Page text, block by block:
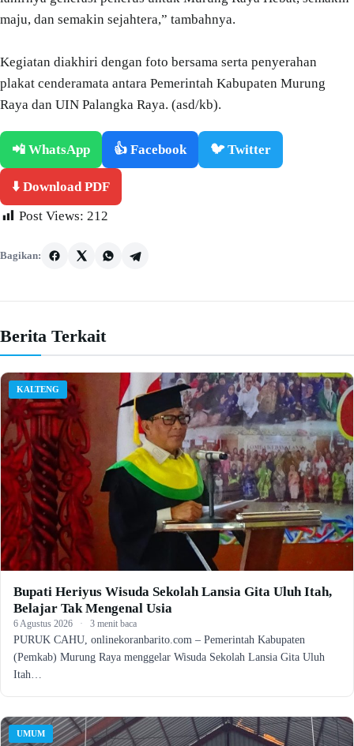
maju, dan semakin sejahtera,” tambahnya.
Kegiatan diakhiri dengan foto bersama serta penyerahan
plakat cenderamata antara Pemerintah Kabupaten Murung
Raya dan UIN Palangka Raya. (asd/kb).
📲 WhatsApp 👍 Facebook 🐦 Twitter
⬇️ Download PDF
Post Views: 212
Bagikan:
Berita Terkait
KALTENG
Bupati Heriyus Wisuda Sekolah Lansia Gita Uluh Itah,
Belajar Tak Mengenal Usia
6 Agustus 2026 · 3 menit baca
PURUK CAHU, onlinekoranbarito.com – Pemerintah Kabupaten
(Pemkab) Murung Raya menggelar Wisuda Sekolah Lansia Gita Uluh
Itah…
UMUM